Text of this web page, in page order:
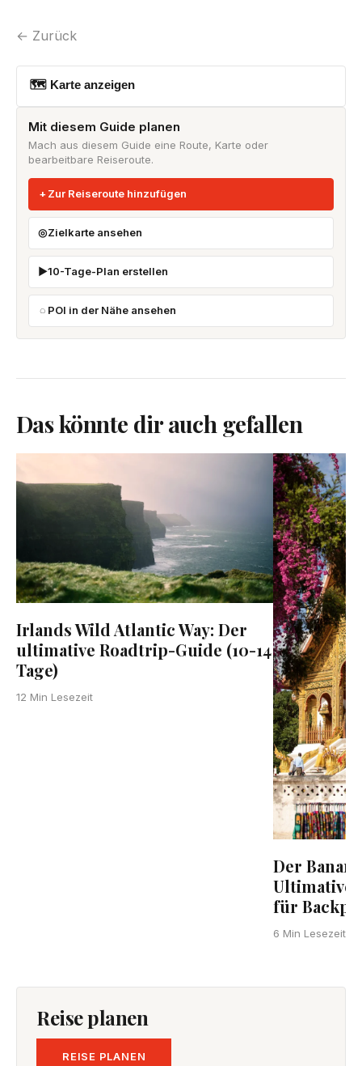
← Zurück
🗺 Karte anzeigen
Mit diesem Guide planen
Mach aus diesem Guide eine Route, Karte oder
bearbeitbare Reiseroute.
Zur Reiseroute hinzufügen
Zielkarte ansehen
10-Tage-Plan erstellen
POI in der Nähe ansehen
Das könnte dir auch gefallen
Irlands Wild Atlantic Way: Der
ultimative Roadtrip-Guide (10-14
Tage)
12 Min Lesezeit
Der
Ultimative
für
6 Min Lesezeit
Reise planen
REISE PLANEN